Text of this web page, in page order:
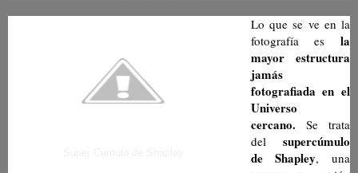
Lo que se ve en la
fotografía es la
mayor estructura
jamás
fotografiada en el
Universo
cercano. Se trata
del supercúmulo
de Shapley, una